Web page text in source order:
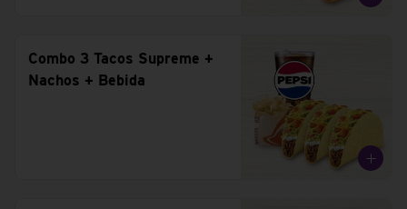
Combo 3 Tacos Supreme +
Nachos + Bebida